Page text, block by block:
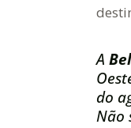
A
do
Não